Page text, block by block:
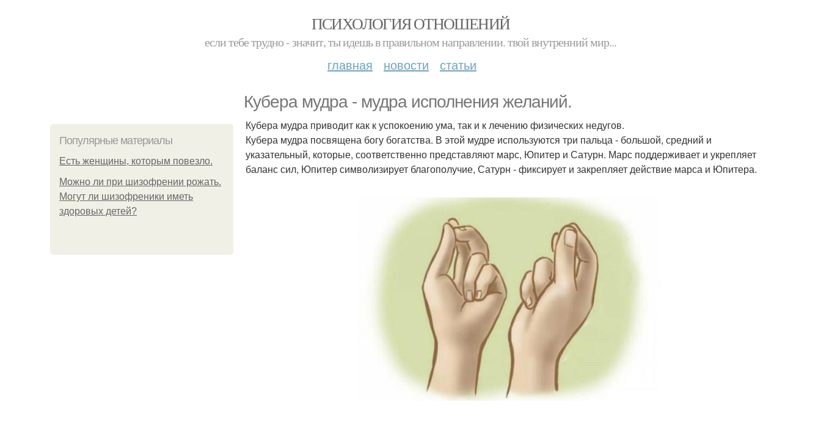
ПСИХОЛОГИЯ ОТНОШЕНИЙ
если тебе трудно - значит, ты идешь в правильном направлении. твой внутренний мир...
главная новости статьи
Кубера мудра - мудра исполнения желаний.
Популярные материалы
Есть женщины, которым повезло.
Можно ли при шизофрении рожать.
Могут ли шизофреники иметь
здоровых детей?
Кубера мудра приводит как к успокоению ума, так и к лечению физических недугов.
Кубера мудра посвящена богу богатства. В этой мудре используются три пальца - большой, средний и
указательный, которые, соответственно представляют марс, Юпитер и Сатурн. Марс поддерживает и укрепляет
баланс сил, Юпитер символизирует благополучие, Сатурн - фиксирует и закрепляет действие марса и Юпитера.